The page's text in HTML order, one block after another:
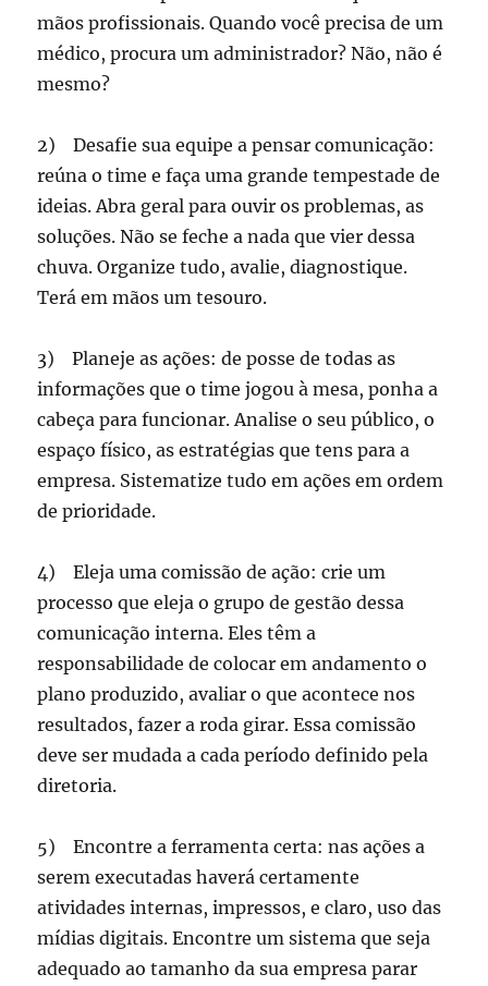
mãos profissionais. Quando você precisa de um
médico, procura um administrador? Não, não é
mesmo?
2) Desafie sua equipe a pensar comunicação:
reúna o time e faça uma grande tempestade de
ideias. Abra geral para ouvir os problemas, as
soluções. Não se feche a nada que vier dessa
chuva. Organize tudo, avalie, diagnostique.
Terá em mãos um tesouro.
3) Planeje as ações: de posse de todas as
informações que o time jogou à mesa, ponha a
cabeça para funcionar. Analise o seu público, o
espaço físico, as estratégias que tens para a
empresa. Sistematize tudo em ações em ordem
de prioridade.
4) Eleja uma comissão de ação: crie um
processo que eleja o grupo de gestão dessa
comunicação interna. Eles têm a
responsabilidade de colocar em andamento o
plano produzido, avaliar o que acontece nos
resultados, fazer a roda girar. Essa comissão
deve ser mudada a cada período definido pela
diretoria.
5) Encontre a ferramenta certa: nas ações a
serem executadas haverá certamente
atividades internas, impressos, e claro, uso das
mídias digitais. Encontre um sistema que seja
adequado ao tamanho da sua empresa parar